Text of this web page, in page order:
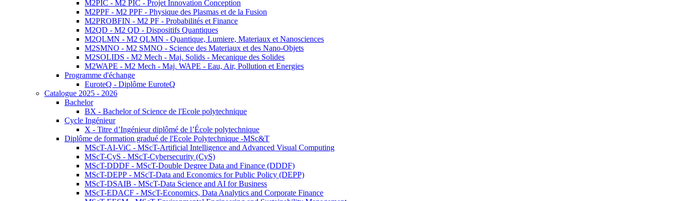
M2PIC - M2 PIC - Projet Innovation Conception
M2PPF - M2 PPF - Physique des Plasmas et de la Fusion
M2PROBFIN - M2 PF - Probabilités et Finance
M2QD - M2 QD - Dispositifs Quantiques
M2QLMN - M2 QLMN - Quantique, Lumiere, Materiaux et Nanosciences
M2SMNO - M2 SMNO - Science des Materiaux et des Nano-Objets
M2SOLIDS - M2 Mech - Maj. Solids - Mecanique des Solides
M2WAPE - M2 Mech - Maj. WAPE - Eau, Air, Pollution et Energies
Programme d'échange
EuroteQ - Diplôme EuroteQ
Catalogue 2025 - 2026
Bachelor
BX - Bachelor of Science de l'Ecole polytechnique
Cycle Ingénieur
X - Titre d’Ingénieur diplômé de l’École polytechnique
Diplôme de formation gradué de l'Ecole Polytechnique -MSc&T
MScT-AI-ViC - MScT-Artificial Intelligence and Advanced Visual Computing
MScT-CyS - MScT-Cybersecurity (CyS)
MScT-DDDF - MScT-Double Degree Data and Finance (DDDF)
MScT-DEPP - MScT-Data and Economics for Public Policy (DEPP)
MScT-DSAIB - MScT-Data Science and AI for Business
MScT-EDACF - MScT-Economics, Data Analytics and Corporate Finance